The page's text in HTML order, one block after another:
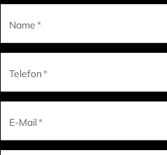
Name*
Telefon*
E-Mail*